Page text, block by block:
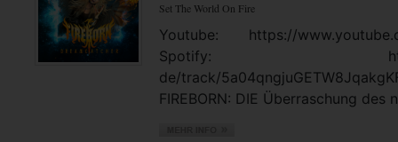
Set The World On Fire
Youtube: https://
Spotify: https://
de/track/
FIREBORN: DIE Überraschung des